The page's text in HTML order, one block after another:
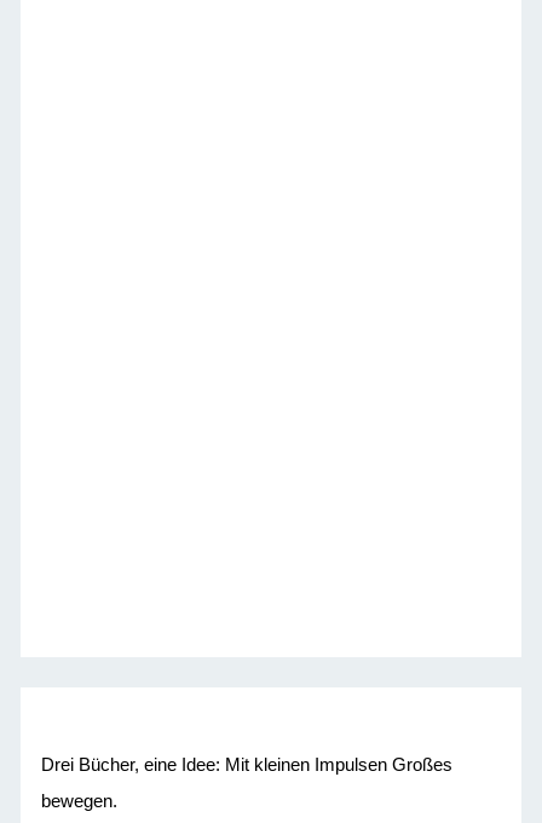
Drei Bücher, eine Idee: Mit kleinen Impulsen Großes
bewegen.